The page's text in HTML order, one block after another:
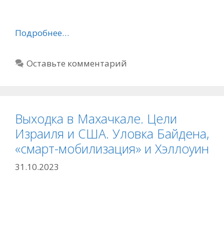
Подробнее…
Оставьте комментарий
Выходка в Махачкале. Цели
Израиля и США. Уловка Байдена,
«смарт-мобилизация» и Хэллоуин
31.10.2023